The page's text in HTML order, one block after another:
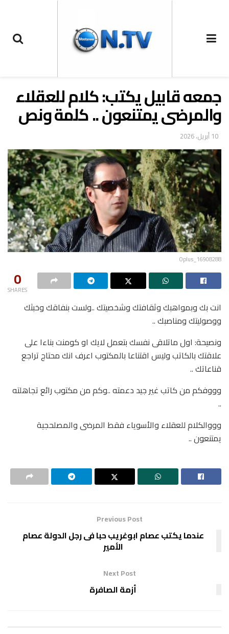
جمعه قابيل يكتب: كلام للعقلاء
والمرضى يمتنعون .. كلمة ونص
10 أبريل، 2026
Oplus_16908288
0
SHARES
انت بك وبمواهبك وثقافتك وشخصيتك ..ولست بنفاقك وخبثك
ووصوليتك ومناصبك ..
ونصيحة: اول ماتلاقى نفسك بتعمل لايك او كومنت بناءا على
علاقتك بالكاتب وليس اقتناعا بالمكتوب اعرف انك محتاج تراجع
قناعاتك ..
وووفكم من كاتب غير جيد دعمته ..وكم من مكتوب رائع تجاهلته
..
وووالكلام للعقلاء والأسوياء فقط المرضى والمصلحجية
يمتنعون ..
Previous Post
عندما يكتب عصام ابوغريب حبا فى رجل الدولة عصام
الأمير
Next Post
أزمة الصافرة